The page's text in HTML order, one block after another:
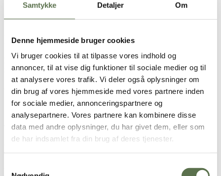
Samtykke Detaljer Om
Denne hjemmeside bruger cookies
Vi bruger cookies til at tilpasse vores indhold og
annoncer, til at vise dig funktioner til sociale medier og til
at analysere vores trafik. Vi deler også oplysninger om
din brug af vores hjemmeside med vores partnere inden
for sociale medier, annonceringspartnere og
analysepartnere. Vores partnere kan kombinere disse
data med andre oplysninger, du har givet dem, eller som
de har indsamlet fra din brug af deres tjenester.
Produktet forhandles i kæden. Sortimentet kan variere lokalt.
Ingredienser
Fint formalede HVEDEKERNER uden skaldele og kim,
melbehandlingsmoddel (E300).
Alle e-numre i dette produkt er vegetabilsk.
Opbevaring
Tørt, ikke for varmt og ikke sammen med stærkt lugtende varer.
Næringsindhold Næringsindhold pr. 100